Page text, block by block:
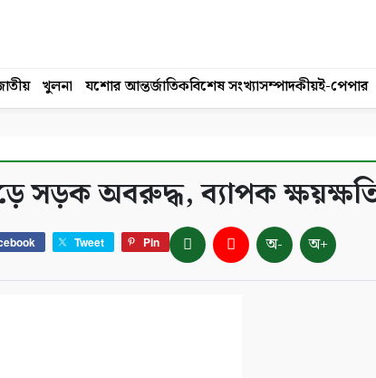
খুলনা যশোর আন্তর্জাতিকবিশেষ সংখ্যাসম্পাদকীয়ই-পেপার
সড়ক অবরুদ্ধ, ব্যাপক
Tweet Pin অ- অ+